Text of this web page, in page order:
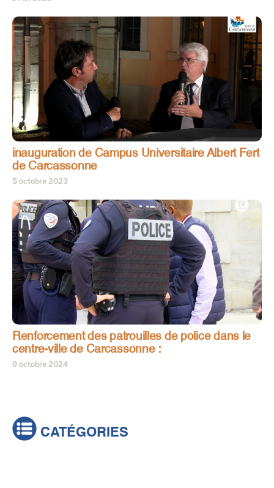
inauguration de Campus Universitaire Albert Fert
de Carcassonne
5 octobre 2023
Renforcement des patrouilles de police dans le
centre-ville de Carcassonne :
9 octobre 2024
CATÉGORIES